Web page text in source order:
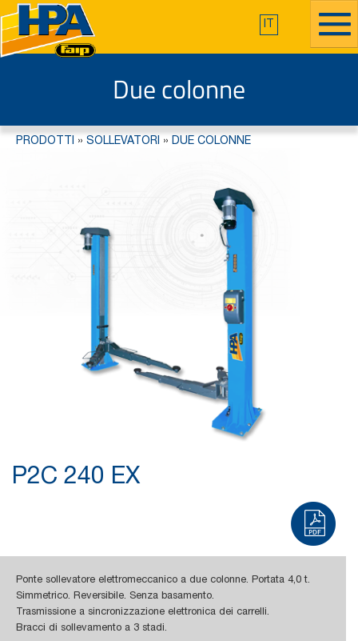
IT
Due colonne
PRODOTTI » SOLLEVATORI » DUE COLONNE
P2C 240 EX
Ponte sollevatore elettromeccanico a due colonne. Portata 4,0 t.
Simmetrico. Reversibile. Senza basamento.
Trasmissione a sincronizzazione elettronica dei carrelli.
Bracci di sollevamento a 3 stadi.